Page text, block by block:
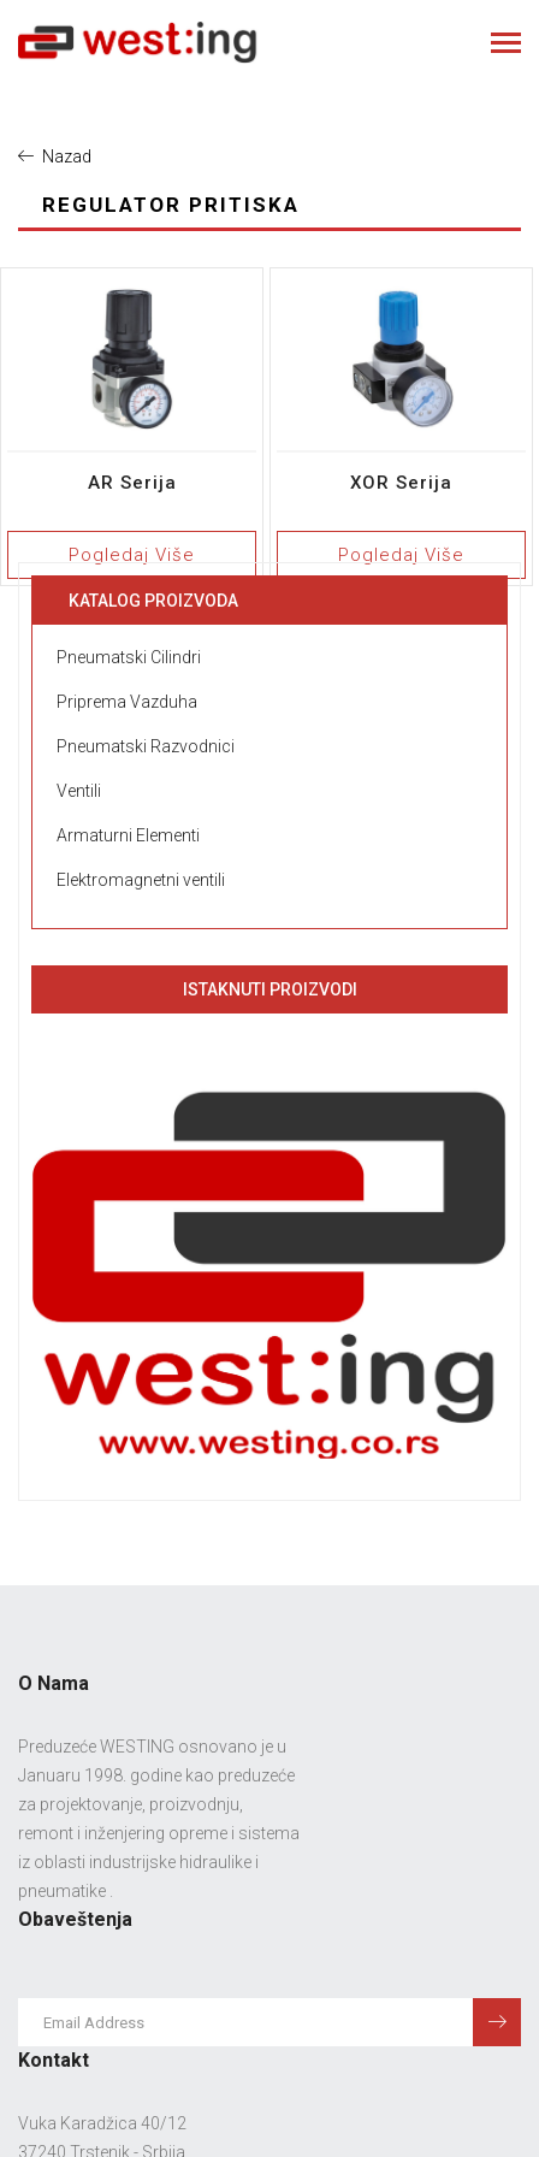
Nazad
REGULATOR PRITISKA
AR Serija
Pogledaj Više
XOR Serija
Pogledaj Više
KATALOG PROIZVODA
Pneumatski Cilindri
Priprema Vazduha
Pneumatski Razvodnici
Ventili
Armaturni Elementi
Elektromagnetni ventili
ISTAKNUTI PROIZVODI
O Nama
Preduzeće WESTING osnovano je u
Januaru 1998. godine kao preduzeće
za projektovanje, proizvodnju,
remont i inženjering opreme i sistema
iz oblasti industrijske hidraulike i
pneumatike .
Obaveštenja
Kontakt
Vuka Karadžica 40/12
37240 Trstenik - Srbija